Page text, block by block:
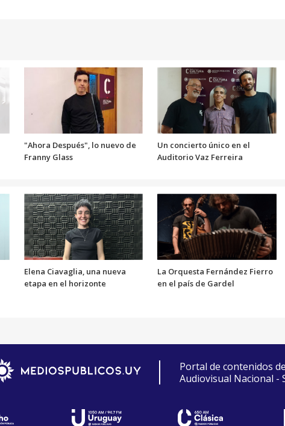
"Ahora Después", lo nuevo de
Franny Glass
Un concierto único en el
Auditorio Vaz Ferreira
Elena Ciavaglia, una nueva
etapa en el horizonte
La Orquesta Fernández Fierro
en el país de Gardel
Portal de contenidos
Audiovisual Nacional -